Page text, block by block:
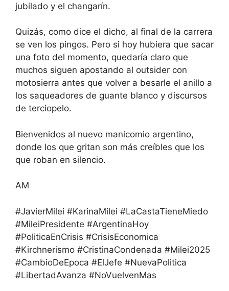
jubilado y el changarín.
Quizás, como dice el dicho, al final de la carrera
se ven los pingos. Pero si hoy hubiera que sacar
una foto del momento, quedaría claro que
muchos siguen apostando al outsider con
motosierra antes que volver a besarle el anillo a
los saqueadores de guante blanco y discursos
de terciopelo.
Bienvenidos al nuevo manicomio argentino,
donde los que gritan son más creíbles que los
que roban en silencio.
AM
#JavierMilei #KarinaMilei #LaCastaTieneMiedo
#MileiPresidente #ArgentinaHoy
#PoliticaEnCrisis #CrisisEconomica
#Kirchnerismo #CristinaCondenada #Milei2025
#CambioDeEpoca #ElJefe #NuevaPolitica
#LibertadAvanza #NoVuelvenMas